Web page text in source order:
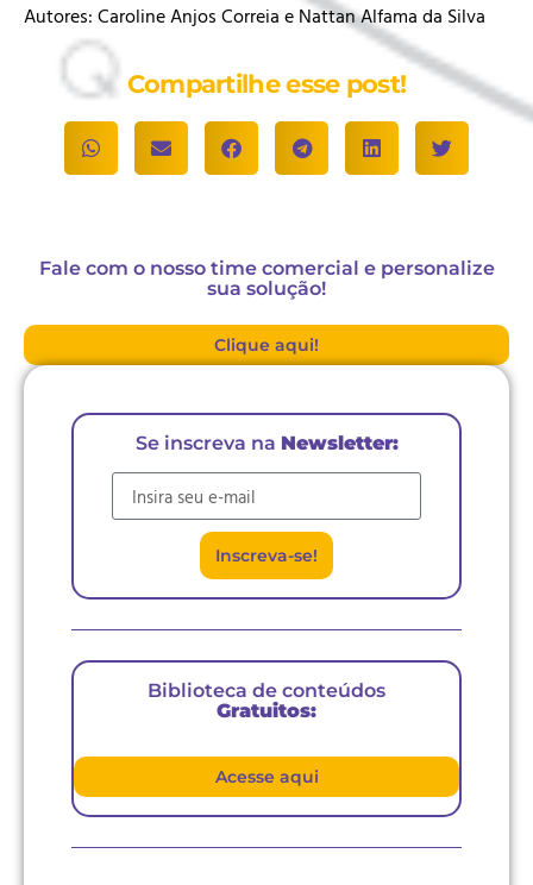
Autores: Caroline Anjos Correia e Nattan Alfama da Silva
Compartilhe esse post!
Fale com o nosso time comercial e personalize
sua solução!
Clique aqui!
Se inscreva na Newsletter:
Inscreva-se!
Biblioteca de conteúdos
Gratuitos:
Acesse aqui